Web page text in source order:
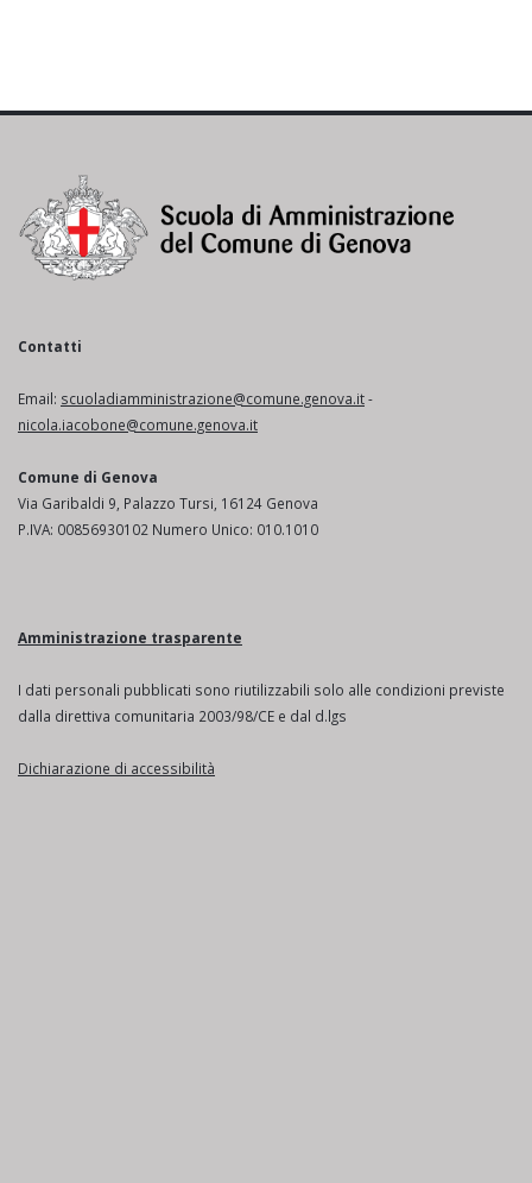
Contatti
Email: scuoladiamministrazione@comune.genova.it-
nicola.iacobone@comune.genova.it
Comune di Genova
Via Garibaldi 9, Palazzo Tursi, 16124 Genova
P.IVA: 00856930102 Numero Unico: 010.1010
Amministrazione trasparente
I dati personali pubblicati sono riutilizzabili solo alle condizioni previste
dalla direttiva comunitaria 2003/98/CE e dal d.lgs
Dichiarazione di accessibilità